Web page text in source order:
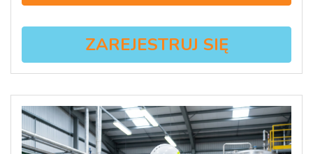
ZAREJESTRUJ SIĘ